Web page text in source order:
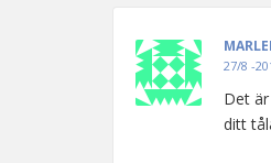
27/8 -
Det
ditt